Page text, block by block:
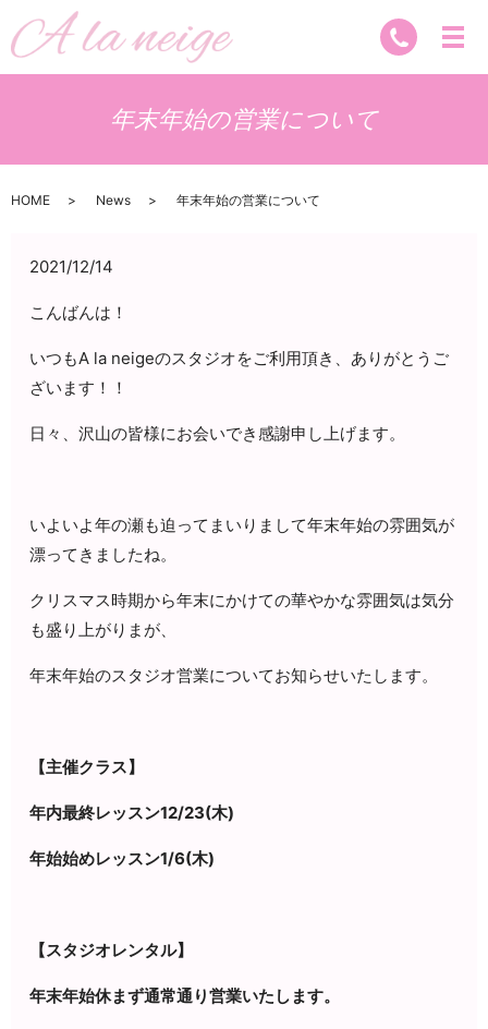
年末年始の営業について
HOME News 年末年始の営業について
2021/12/14
こんばんは！
いつもA la neigeのスタジオをご利用頂き、ありがとうご
ざいます！！
日々、沢山の皆様にお会いでき感謝申し上げます。
いよいよ年の瀬も迫ってまいりまして年末年始の雰囲気が
漂ってきましたね。
クリスマス時期から年末にかけての華やかな雰囲気は気分
も盛り上がりまが、
年末年始のスタジオ営業についてお知らせいたします。
【主催クラス】
年内最終レッスン12/23(木)
年始始めレッスン1/6(木)
【スタジオレンタル】
年末年始休まず通常通り営業いたします。